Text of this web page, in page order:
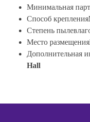
Минимальная
Способ крепления
Степень
Место размещения
Дополнительная
Hall